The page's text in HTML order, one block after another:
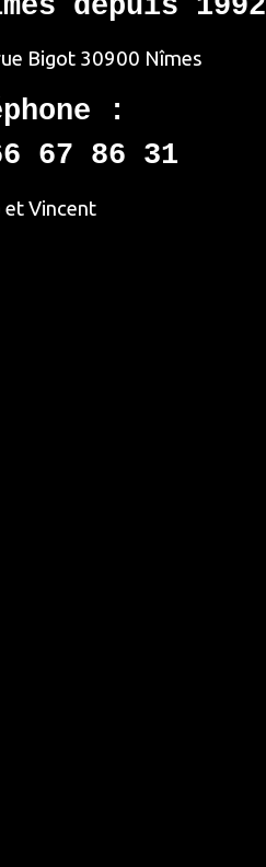
Bigot 30900 Nîmes
:
67 86 31
Vincent